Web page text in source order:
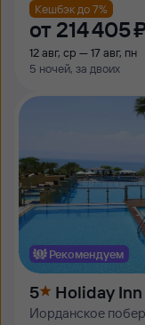
Кешбэк до 7%
от 214 ⁠405
12 авг, ср — 17 авг, пн
5 ночей, за двоих
Рекомендуем
5 Holiday
Иорданское